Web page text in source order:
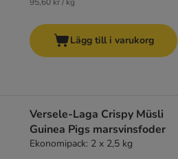
Lägg till i varukorg
Versele-Laga Crispy Müsli
Guinea Pigs marsvinsfoder
Ekonomipack: 2 x 2,5 kg